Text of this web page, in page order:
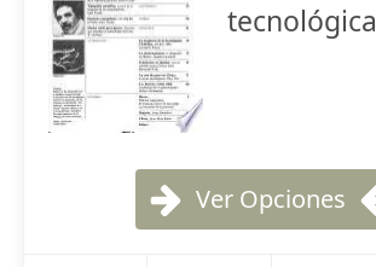
tecnológica
Ver Opciones